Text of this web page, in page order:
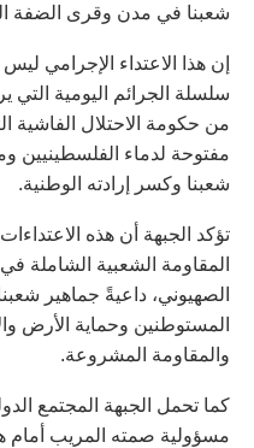
شعبنا في مدن وقرى الضفة
إن هذا الاعتداء الإجرامي
سلسلة الجرائم اليومية التي
من حكومة الاحتلال
مفتوحة لدماء الفلسطينيين
شعبنا وكسر إرادته الوطنية.
تؤكد الجبهة أن هذه
المقاومة الشعبية الشاملة
الصهيوني، داعيةً جماهير
المستوطنين وحماية الأرض
والمقاومة المشروعة.
كما تحمل الجبهة المجتمع
مسؤولية صمته المريب أمام